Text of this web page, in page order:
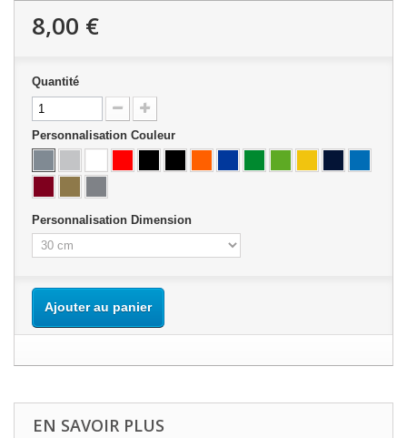
8,00 €
Quantité
Personnalisation Couleur
Personnalisation Dimension
Ajouter au panier
EN SAVOIR PLUS